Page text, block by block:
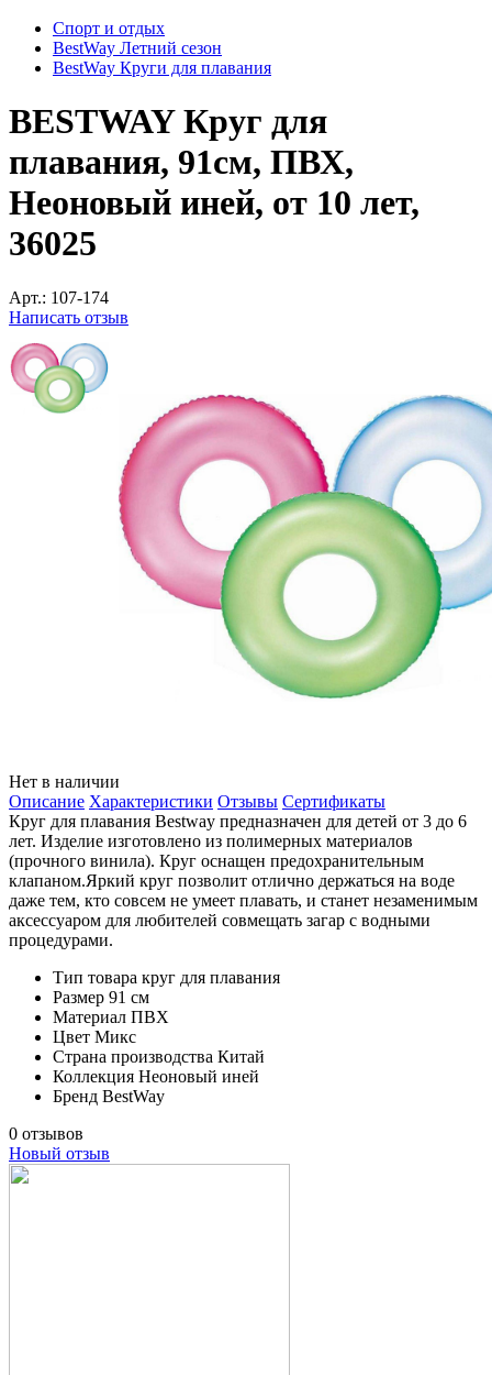
Спорт и отдых
BestWay Летний сезон
BestWay Круги для плавания
BESTWAY Круг для
плавания, 91см, ПВХ,
Неоновый иней, от 10 лет,
36025
Арт.: 107-174
Написать отзыв
Нет в наличии
Описание Характеристики Отзывы Сертификаты
Круг для плавания Bestway предназначен для детей от 3 до 6
лет. Изделие изготовлено из полимерных материалов
(прочного винила). Круг оснащен предохранительным
клапаном.Яркий круг позволит отлично держаться на воде
даже тем, кто совсем не умеет плавать, и станет незаменимым
аксессуаром для любителей совмещать загар с водными
процедурами.
Тип товара круг для плавания
Размер 91 см
Материал ПВХ
Цвет Микс
Страна производства Китай
Коллекция Неоновый иней
Бренд BestWay
0 отзывов
Новый отзыв